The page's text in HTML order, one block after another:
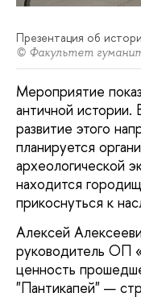
Презентация об
© Факультет
Мероприятие
античной истории.
развитие этого
планируется
археологической
находится
прикоснуться к
Алексей
руководитель ОП
ценность
"Пантикапей" —